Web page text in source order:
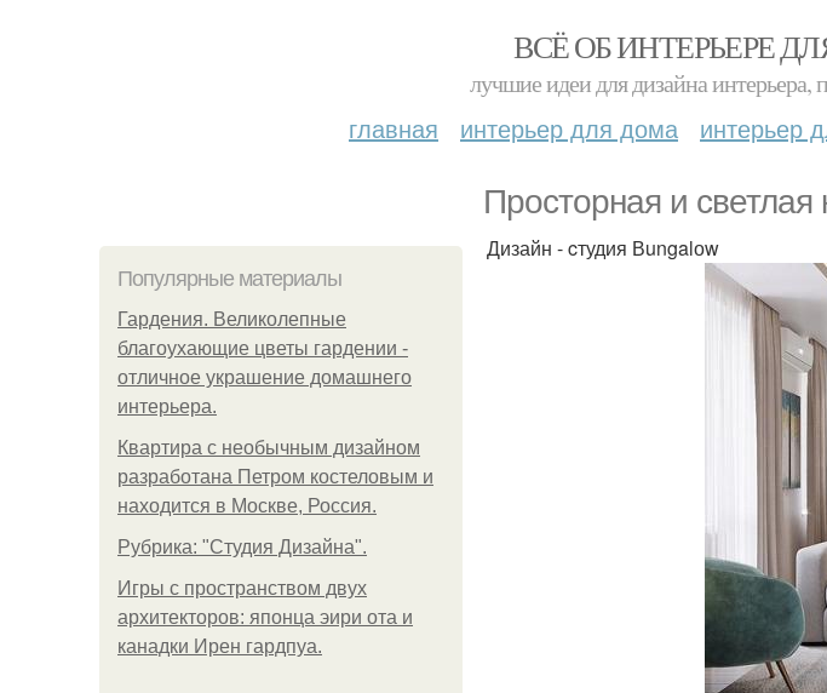
ВСЁ ОБ ИНТЕРЬЕРЕ
лучшие идеи для дизайна интерьера,
главная интерьер для дома интерьер
Пpocторная и cветлaя
Популярные материалы
Гардения. Великолепные
благоухающие цветы гардении -
отличное украшение домашнего
интерьера.
Квартира с необычным дизайном
разработана Петром костеловым и
находится в Москве, Россия.
Рубрика: "Студия Дизайна".
Игры с пространством двух
архитекторов: японца эири ота и
канадки Ирен гардпуа.
Дизайн - cтудия Вungalоw